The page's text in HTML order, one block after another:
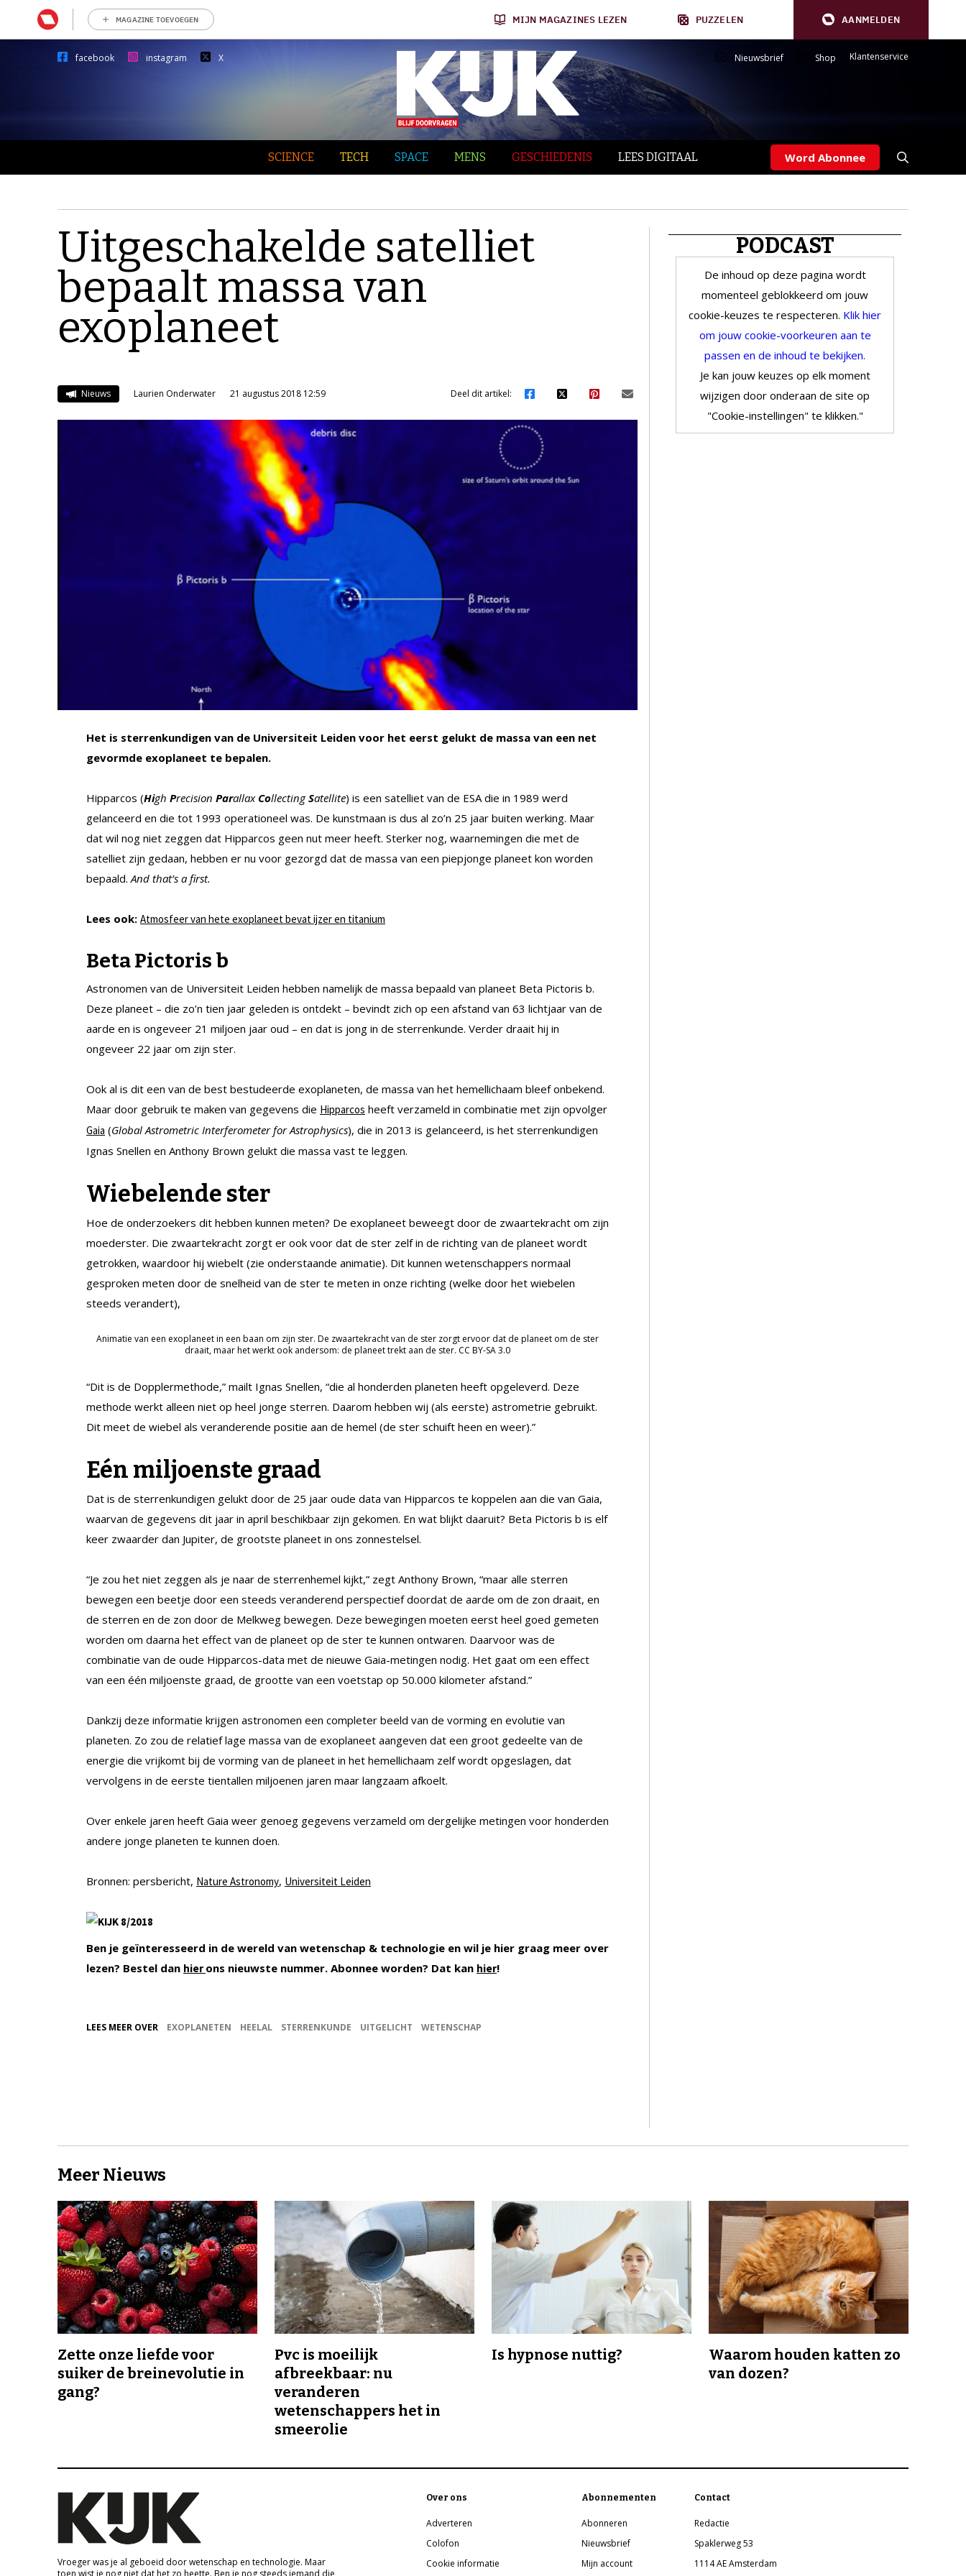
MAGAZINE TOEVOEGEN MIJN MAGAZINES LEZEN PUZZELEN AANMELDEN
facebook instagram X Nieuwsbrief Shop Klantenservice
SCIENCE TECH SPACE MENS GESCHIEDENIS LEES DIGITAAL Word Abonnee
Uitgeschakelde satelliet
bepaalt massa van
exoplaneet
Nieuws Laurien Onderwater 21 augustus 2018 12:59 Deel dit artikel:
Het is sterrenkundigen van de Universiteit Leiden voor het eerst gelukt de massa van een net
gevormde exoplaneet te bepalen.
Hipparcos (High Precision Parallax CollectingSatellite) is een satelliet van de ESA die in 1989 werd
gelanceerd en die tot 1993 operationeel was. De kunstmaan is dus al zo’n 25 jaar buiten werking. Maar
dat wil nog niet zeggen dat Hipparcos geen nut meer heeft. Sterker nog, waarnemingen die met de
satelliet zijn gedaan, hebben er nu voor gezorgd dat de massa van een piepjonge planeet kon worden
bepaald. And that’s a first.
Lees ook: Atmosfeer van hete exoplaneet bevat ijzer en titanium
Beta Pictoris b
Astronomen van de Universiteit Leiden hebben namelijk de massa bepaald van planeet Beta Pictoris b.
Deze planeet – die zo’n tien jaar geleden is ontdekt – bevindt zich op een afstand van 63 lichtjaar van de
aarde en is ongeveer 21 miljoen jaar oud – en dat is jong in de sterrenkunde. Verder draait hij in
ongeveer 22 jaar om zijn ster.
Ook al is dit een van de best bestudeerde exoplaneten, de massa van het hemellichaam bleef onbekend.
Maar door gebruik te maken van gegevens die Hipparcos heeft verzameld in combinatie met zijn opvolger
Gaia (Global Astrometric Interferometer for Astrophysics), die in 2013 is gelanceerd, is het sterrenkundigen
Ignas Snellen en Anthony Brown gelukt die massa vast te leggen.
Wiebelende ster
Hoe de onderzoekers dit hebben kunnen meten? De exoplaneet beweegt door de zwaartekracht om zijn
moederster. Die zwaartekracht zorgt er ook voor dat de ster zelf in de richting van de planeet wordt
getrokken, waardoor hij wiebelt (zie onderstaande animatie). Dit kunnen wetenschappers normaal
gesproken meten door de snelheid van de ster te meten in onze richting (welke door het wiebelen
steeds verandert),
Animatie van een exoplaneet in een baan om zijn ster. De zwaartekracht van de ster zorgt ervoor dat de planeet om de ster
draait, maar het werkt ook andersom: de planeet trekt aan de ster. CC BY-SA 3.0
“Dit is de Dopplermethode,” mailt Ignas Snellen, “die al honderden planeten heeft opgeleverd. Deze
methode werkt alleen niet op heel jonge sterren. Daarom hebben wij (als eerste) astrometrie gebruikt.
Dit meet de wiebel als veranderende positie aan de hemel (de ster schuift heen en weer).”
Eén miljoenste graad
Dat is de sterrenkundigen gelukt door de 25 jaar oude data van Hipparcos te koppelen aan die van Gaia,
waarvan de gegevens dit jaar in april beschikbaar zijn gekomen. En wat blijkt daaruit? Beta Pictoris b is elf
keer zwaarder dan Jupiter, de grootste planeet in ons zonnestelsel.
“Je zou het niet zeggen als je naar de sterrenhemel kijkt,” zegt Anthony Brown, “maar alle sterren
bewegen een beetje door een steeds veranderend perspectief doordat de aarde om de zon draait, en
de sterren en de zon door de Melkweg bewegen. Deze bewegingen moeten eerst heel goed gemeten
worden om daarna het effect van de planeet op de ster te kunnen ontwaren. Daarvoor was de
combinatie van de oude Hipparcos-data met de nieuwe Gaia-metingen nodig. Het gaat om een effect
van een één miljoenste graad, de grootte van een voetstap op 50.000 kilometer afstand.”
Dankzij deze informatie krijgen astronomen een completer beeld van de vorming en evolutie van
planeten. Zo zou de relatief lage massa van de exoplaneet aangeven dat een groot gedeelte van de
energie die vrijkomt bij de vorming van de planeet in het hemellichaam zelf wordt opgeslagen, dat
vervolgens in de eerste tientallen miljoenen jaren maar langzaam afkoelt.
Over enkele jaren heeft Gaia weer genoeg gegevens verzameld om dergelijke metingen voor honderden
andere jonge planeten te kunnen doen.
Bronnen: persbericht, Nature Astronomy, Universiteit Leiden
Ben je geïnteresseerd in de wereld van wetenschap & technologie en wil je hier graag meer over
lezen? Bestel dan hier ons nieuwste nummer. Abonnee worden? Dat kan hier!
LEES MEER OVER EXOPLANETEN HEELAL STERRENKUNDE UITGELICHT WETENSCHAP
PODCAST
De inhoud op deze pagina wordt
momenteel geblokkeerd om jouw
cookie-keuzes te respecteren. Klik hier
om jouw cookie-voorkeuren aan te
passen en de inhoud te bekijken.
Je kan jouw keuzes op elk moment
wijzigen door onderaan de site op
"Cookie-instellingen" te klikken."
Meer Nieuws
Zette onze liefde voor
suiker de breinevolutie in
gang?
Pvc is moeilijk
afbreekbaar: nu
veranderen
wetenschappers het in
smeerolie
Is hypnose nuttig?
Waarom houden katten zo
van dozen?
Vroeger was je al geboeid door wetenschap en technologie. Maar
toen wist je nog niet dat het zo heette. Ben je nog steeds iemand die
Over ons
Adverteren
Colofon
Cookie informatie
Abonnementen
Abonneren
Nieuwsbrief
Mijn account
Contact
Redactie
Spaklerweg 53
1114 AE Amsterdam